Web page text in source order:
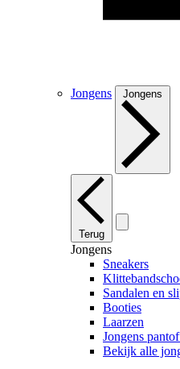
Jongens Jongens
Terug
Jongens
Sneakers
Sandalen en
Booties
Laarzen
Jongens
Bekijk alle